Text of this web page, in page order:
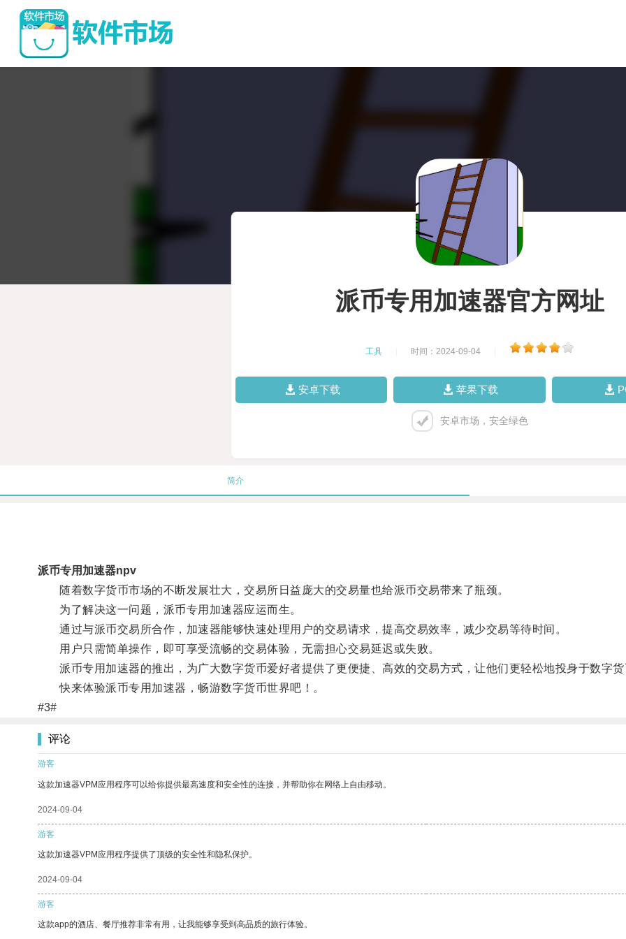
派币专用加速器官方网址
工具 时间：2024-09-04
安卓下载 苹果下载
安卓市场，安全绿色
简介
派币专用加速器npv
随着数字货币市场的不断发展壮大，交易所日益庞大的交易量也给派币交易带来了瓶颈。
为了解决这一问题，派币专用加速器应运而生。
通过与派币交易所合作，加速器能够快速处理用户的交易请求，提高交易效率，减少交易等待时间。
用户只需简单操作，即可享受流畅的交易体验，无需担心交易延迟或失败。
派币专用加速器的推出，为广大数字货币爱好者提供了更便捷、高效的交易方式，让他们更轻松地投身于数字货
快来体验派币专用加速器，畅游数字货币世界吧！。
#3#
评论
游客
这款加速器VPM应用程序可以给你提供最高速度和安全性的连接，并帮助你在网络上自由移动。
2024-09-04
游客
这款加速器VPM应用程序提供了顶级的安全性和隐私保护。
2024-09-04
游客
这款app的酒店、餐厅推荐非常有用，让我能够享受到高品质的旅行体验。